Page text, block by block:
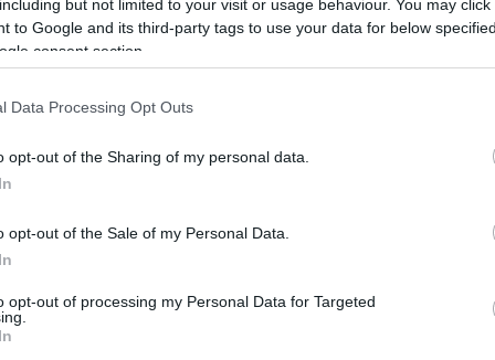
but not limited to your visit or usage behaviour. You may
to Google and its third-party tags to use your data for below
consent section.
Data Processing Opt Outs
opt-out of the Sharing of my personal data.
opt-out of the Sale of my Personal Data.
opt-out of processing my Personal Data for Targeted
στοιχείο του ιδιοκτήτη, η αστυνομία θα
άμεσα σε αυτό και να απομακρύνει
της αντιπολίτευσης τονίζουν ότι πρόκειται για
από την στιγμή που στην χώρα
νόμοι οι οποίοι μπορούν να
για τις συγκεκριμένες περιπτώσεις.
ότι «με τον τρόπο αυτό μπορεί να
και εργαζόμενοι οι οποίοι